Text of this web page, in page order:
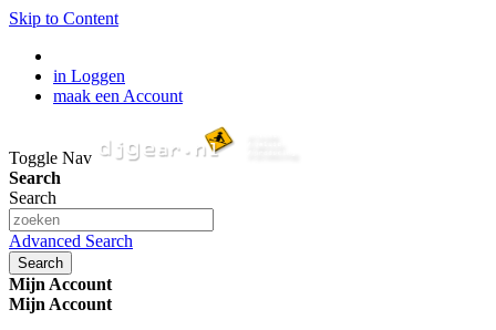
Skip to Content
in Loggen
maak een Account
Toggle Nav
Search
Search
Advanced Search
Search
Mijn Account
Mijn Account